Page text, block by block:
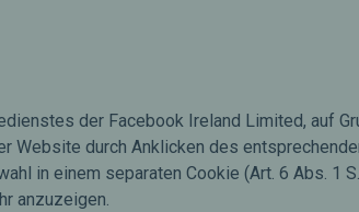
der Facebook Ireland Limited, auf
Website durch Anklicken des
in einem separaten Cookie (Art. 6 Abs. 1
anzuzeigen.